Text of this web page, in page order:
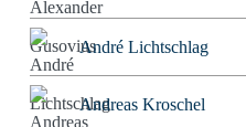
André Lichtschlag
Andreas Kroschel